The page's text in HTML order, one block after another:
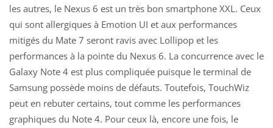
les autres, le Nexus 6 est un très bon smartphone XXL. Ceux
qui sont allergiques à Emotion UI et aux performances
mitigés du Mate 7 seront ravis avec Lollipop et les
performances à la pointe du Nexus 6. La concurrence avec le
Galaxy Note 4 est plus compliquée puisque le terminal de
Samsung possède moins de défauts. Toutefois, TouchWiz
peut en rebuter certains, tout comme les performances
graphiques du Note 4. Pour ceux là, encore une fois, le